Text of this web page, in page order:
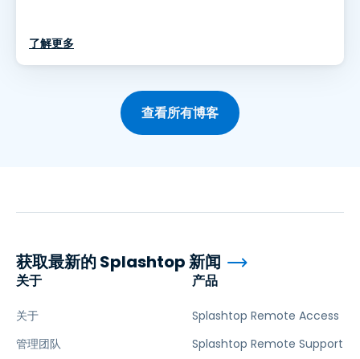
了解更多
查看所有博客
关于
关于
管理团队
产品
Splashtop Remote Access
Splashtop Remote Support
获取最新的 Splashtop 新闻